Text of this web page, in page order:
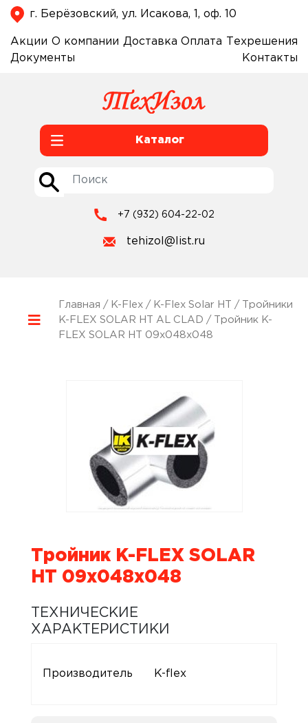
г. Берёзовский, ул. Исакова, 1, оф. 10
Акции О компании Доставка Оплата
Техрешения
Документы
Контакты
Каталог
+7 (932) 604-22-02
tehizol@list.ru
Главная / K-Flex/ K-Flex Solar HT /
Тройники
K-FLEX SOLAR HT AL CLAD / Тройник K-
FLEX SOLAR HT 09x048x048
Тройник K-FLEX SOLAR
HT 09x048x048
ТЕХНИЧЕСКИЕ
ХАРАКТЕРИСТИКИ
Производитель K-flex